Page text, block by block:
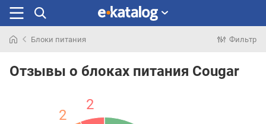
раньше
Блоки питания Фильтр
Отзывы о блоках питания Cougar
2
2